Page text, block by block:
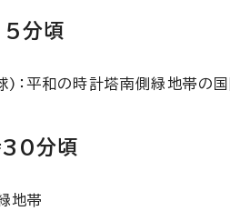
分頃
平和の時計塔南側緑地帯の
分頃
地帯